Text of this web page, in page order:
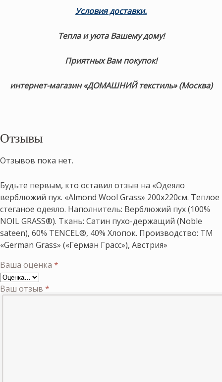
Условия доставки.
Тепла и уюта Вашему дому!
Приятных Вам покупок!
интернет-магазин «ДОМАШНИЙ текстиль» (Москва)
Отзывы
Отзывов пока нет.
Будьте первым, кто оставил отзыв на «Одеяло
верблюжий пух. «Almond Wool Grass» 200х220см. Теплое
стеганое одеяло. Наполнитель: Верблюжий пух (100%
NOIL GRASS®). Ткань: Сатин пухо-держащий (Noble
sateen), 60% TENCEL®, 40% Хлопок. Производство: ТМ
«German Grass» («Герман Грасс»), Австрия»
Ваша оценка *
Ваш отзыв *